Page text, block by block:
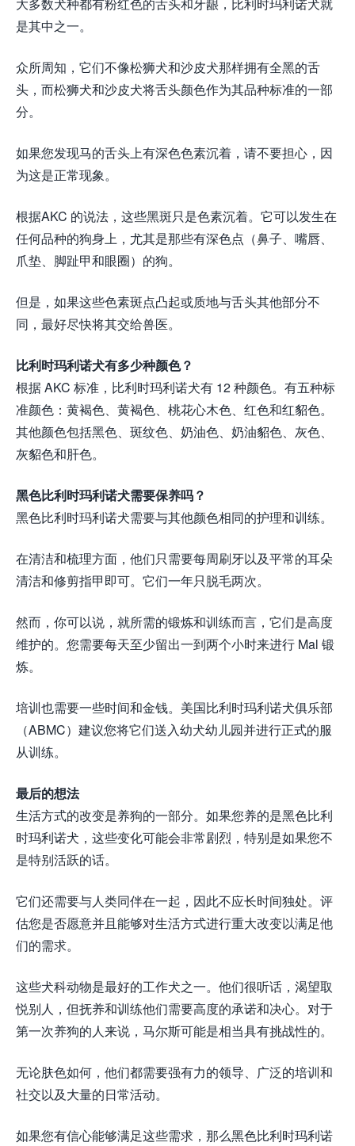
大多数犬种都有粉红色的舌头和牙龈，比利时玛利诺犬就
是其中之一。
众所周知，它们不像松狮犬和沙皮犬那样拥有全黑的舌
头，而松狮犬和沙皮犬将舌头颜色作为其品种标准的一部
分。
如果您发现马的舌头上有深色色素沉着，请不要担心，因
为这是正常现象。
根据AKC 的说法，这些黑斑只是色素沉着。它可以发生在
任何品种的狗身上，尤其是那些有深色点（鼻子、嘴唇、
爪垫、脚趾甲和眼圈）的狗。
但是，如果这些色素斑点凸起或质地与舌头其他部分不
同，最好尽快将其交给兽医。
比利时玛利诺犬有多少种颜色？
根据 AKC 标准，比利时玛利诺犬有 12 种颜色。有五种标
准颜色：黄褐色、黄褐色、桃花心木色、红色和红貂色。
其他颜色包括黑色、斑纹色、奶油色、奶油貂色、灰色、
灰貂色和肝色。
黑色比利时玛利诺犬需要保养吗？
黑色比利时玛利诺犬需要与其他颜色相同的护理和训练。
在清洁和梳理方面，他们只需要每周刷牙以及平常的耳朵
清洁和修剪指甲即可。它们一年只脱毛两次。
然而，你可以说，就所需的锻炼和训练而言，它们是高度
维护的。您需要每天至少留出一到两个小时来进行 Mal 锻
炼。
培训也需要一些时间和金钱。美国比利时玛利诺犬俱乐部
（ABMC）建议您将它们送入幼犬幼儿园并进行正式的服
从训练。
最后的想法
生活方式的改变是养狗的一部分。如果您养的是黑色比利
时玛利诺犬，这些变化可能会非常剧烈，特别是如果您不
是特别活跃的话。
它们还需要与人类同伴在一起，因此不应长时间独处。评
估您是否愿意并且能够对生活方式进行重大改变以满足他
们的需求。
这些犬科动物是最好的工作犬之一。他们很听话，渴望取
悦别人，但抚养和训练他们需要高度的承诺和决心。对于
第一次养狗的人来说，马尔斯可能是相当具有挑战性的。
无论肤色如何，他们都需要强有力的领导、广泛的培训和
社交以及大量的日常活动。
如果您有信心能够满足这些需求，那么黑色比利时玛利诺